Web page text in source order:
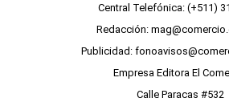
Central Telefónica: (+511)
Redacción:
Publicidad:
Empresa Editora El
Calle Paracas #532